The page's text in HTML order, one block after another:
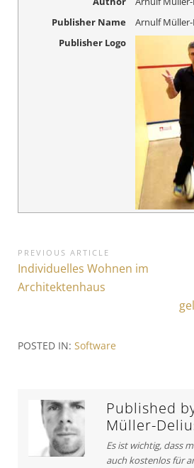
Publisher Name
Arnulf
Publisher Logo
B
e
r
PREVIOUS ARTICLE
P
r
o
Individuelles Wohnen im
Architektenhaus
POSTED IN: Software
Published
Müller-
Es ist wichtig, dass
auch kostenlos für